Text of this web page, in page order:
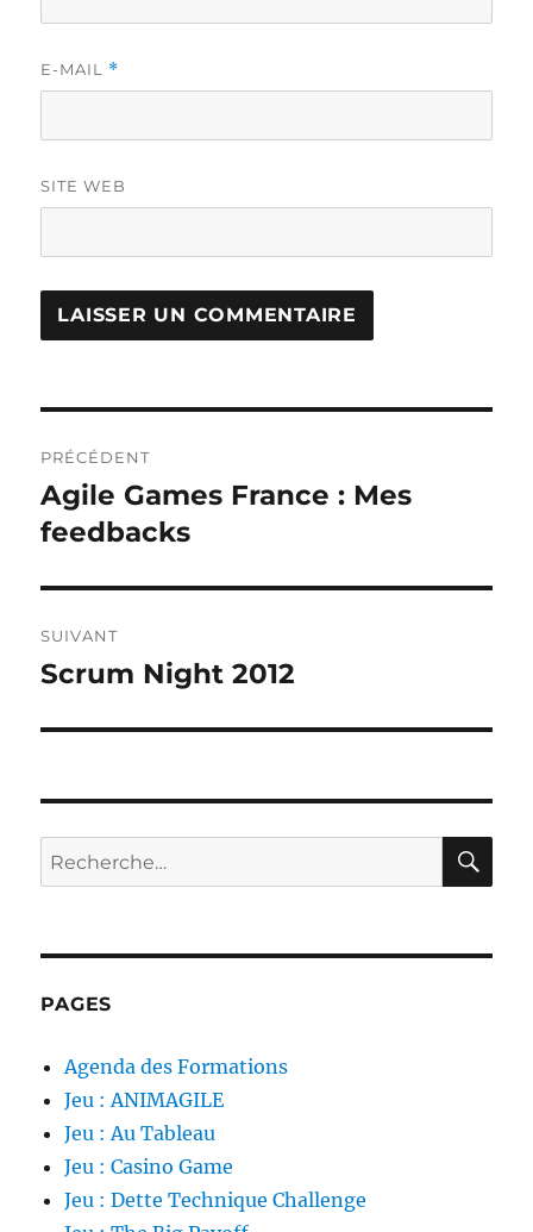
E-MAIL *
SITE WEB
de
l’article
PRÉCÉDENT
Publication
précédente :
Agile Games France : Mes
feedbacks
SUIVANT
Publication
Scrum Night 2012
Recherche
pour :
PAGES
Agenda des Formations
Jeu : ANIMAGILE
Jeu : Au Tableau
Jeu : Casino Game
Jeu : Dette Technique Challenge